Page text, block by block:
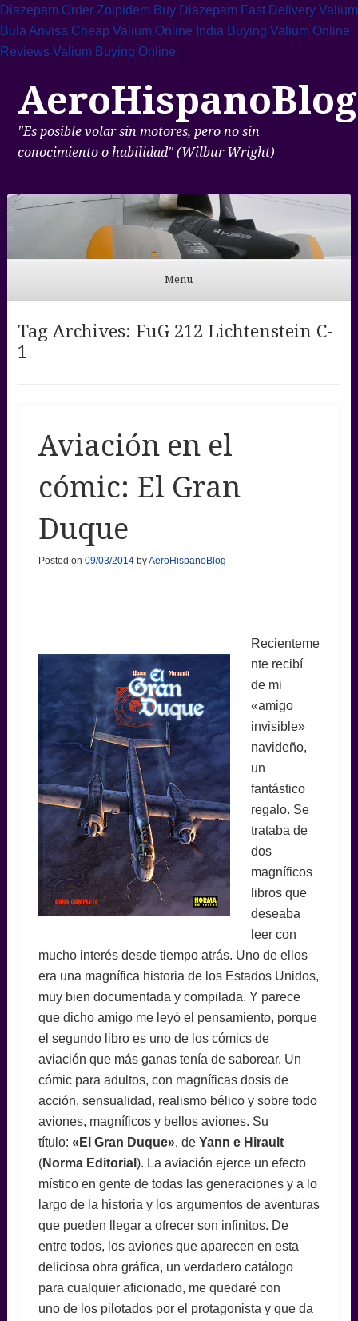
Diazepam Order Zolpidem Buy Diazepam Fast Delivery Valium
Bula Anvisa Cheap Valium Online India Buying Valium Online
Reviews Valium Buying Online
AeroHispanoBlog
"Es posible volar sin motores, pero no sin
conocimiento o habilidad" (Wilbur Wright)
Menu
Tag Archives: FuG 212 Lichtenstein C-
1
Aviación en el
cómic: El Gran
Duque
Posted on 09/03/2014byAeroHispanoBlog
Recienteme
nte recibí
de mi
«amigo
invisible»
navideño,
un
fantástico
regalo. Se
trataba de
dos
magníficos
libros que
deseaba
leer con
mucho interés desde tiempo atrás. Uno de ellos
era una magnífica historia de los Estados Unidos,
muy bien documentada y compilada. Y parece
que dicho amigo me leyó el pensamiento, porque
el segundo libro es uno de los cómics de
aviación que más ganas tenía de saborear. Un
cómic para adultos, con magníficas dosis de
acción, sensualidad, realismo bélico y sobre todo
aviones, magníficos y bellos aviones. Su
título: «El Gran Duque», de Yann e Hirault
(Norma Editorial ). La aviación ejerce un efecto
místico en gente de todas las generaciones y a lo
largo de la historia y los argumentos de aventuras
que pueden llegar a ofrecer son infinitos. De
entre todos, los aviones que aparecen en esta
deliciosa obra gráfica, un verdadero catálogo
para cualquier aficionado, me quedaré con
uno de los pilotados por el protagonista y que da